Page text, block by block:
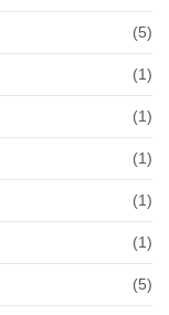
(5)
(1)
(1)
(1)
(1)
(1)
(5)